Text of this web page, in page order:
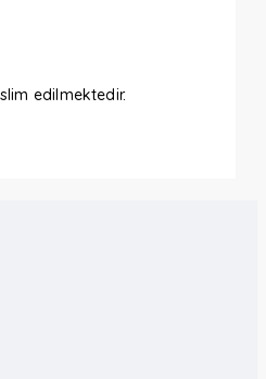
edilmektedir.